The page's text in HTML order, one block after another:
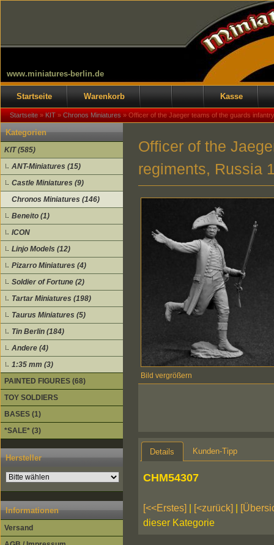
www.miniatures-berlin.de
Startseite Warenkorb Kasse
Startseite»KIT»Chronos Miniatures»Officer of the Jaeger teams of the guards
Kategorien
KIT (585)
ANT-Miniatures (15)
Castle Miniatures (9)
Chronos Miniatures (146)
Beneito (1)
ICON
Linjo Models (12)
Pizarro Miniatures (4)
Soldier of Fortune (2)
Tartar Miniatures (198)
Taurus Miniatures (5)
Tin Berlin (184)
Andere (4)
1:35 mm (3)
PAINTED FIGURES (68)
TOY SOLDIERS
BASES (1)
*SALE* (3)
Hersteller
Informationen
Versand
Officer of the
regiments, Russia
Bild vergrößern
Details Kunden-Tipp
CHM54307
[<<Erstes] [<zurück]
dieser Kategorie